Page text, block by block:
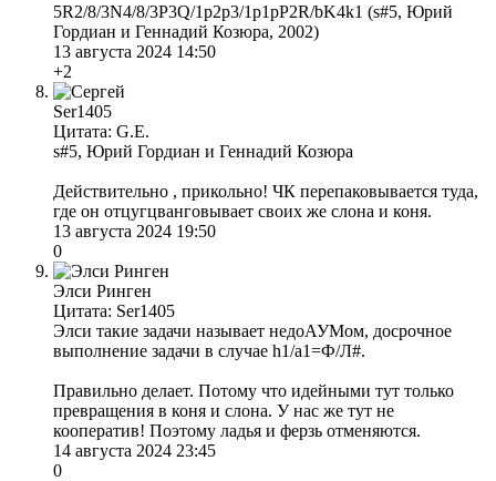
5R2/8/3N4/8/3P3Q/1p2p3/1p1pP2R/bK4k1 (s#5, Юрий
Гордиан и Геннадий Козюра, 2002)
13 августа 2024 14:50
+2
Ser1405
Цитата: G.E.
s#5, Юрий Гордиан и Геннадий Козюра
Действительно , прикольно! ЧК перепаковывается туда,
где он отцугцванговывает своих же слона и коня.
13 августа 2024 19:50
0
Элси Ринген
Цитата: Ser1405
Элси такие задачи называет недоАУМом, досрочное
выполнение задачи в случае h1/a1=Ф/Л#.
Правильно делает. Потому что идейными тут только
превращения в коня и слона. У нас же тут не
кооператив! Поэтому ладья и ферзь отменяются.
14 августа 2024 23:45
0